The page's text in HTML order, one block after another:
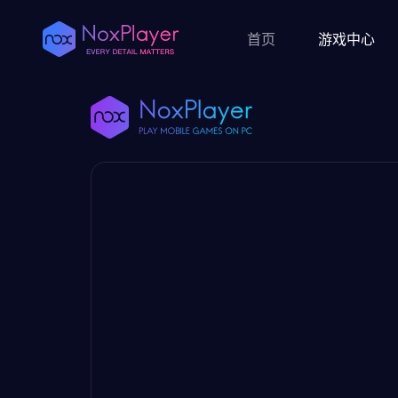
首页 游戏中心